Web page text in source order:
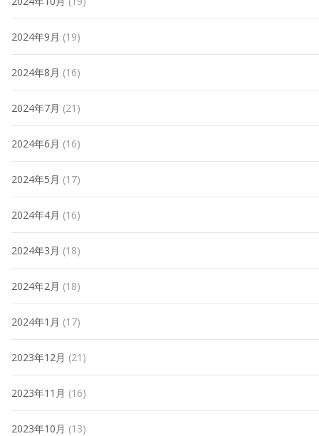
2024年9月 (19)
2024年8月 (16)
2024年7月 (21)
2024年6月 (16)
2024年5月 (17)
2024年4月 (16)
2024年3月 (18)
2024年2月 (18)
2024年1月 (17)
2023年12月 (21)
2023年11月 (16)
2023年10月 (13)